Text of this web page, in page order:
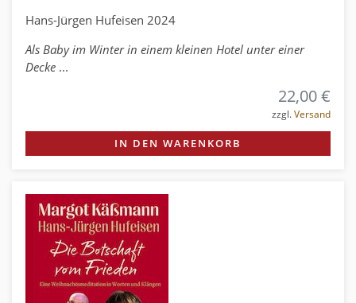
Hans-Jürgen Hufeisen 2024
Als Baby im Winter in einem kleinen Hotel unter einer
Decke...
22,00 €
zzgl.Versand
IN DEN WARENKORB